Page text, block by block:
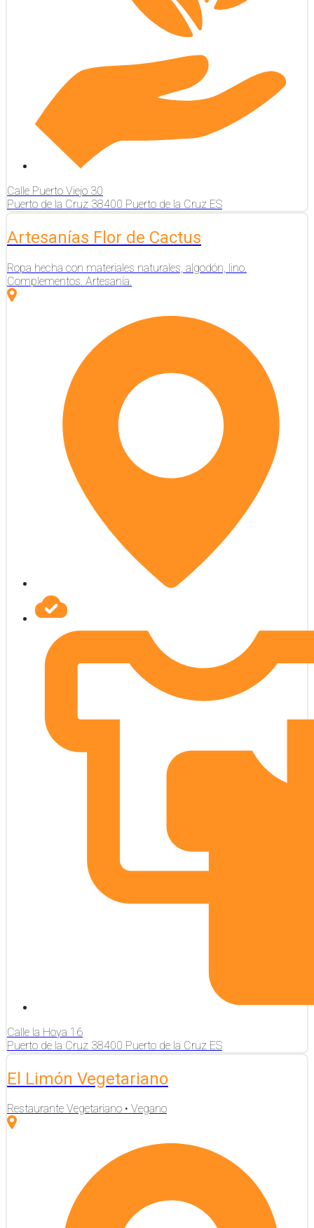
Calle Puerto Viejo 30
Puerto de la Cruz 38400 Puerto de la Cruz ES
Artesanías Flor de Cactus
Ropa hecha con materiales naturales, algodón, lino.
Complementos. Artesanía.
Calle la Hoya 16
Puerto de la Cruz 38400 Puerto de la Cruz ES
El Limón Vegetariano
Restaurante Vegetariano • Vegano